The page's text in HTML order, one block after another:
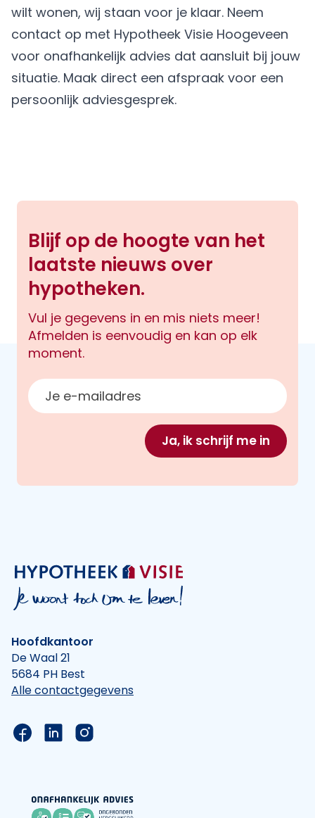
wilt wonen, wij staan voor je klaar. Neem
contact op met Hypotheek Visie Hoogeveen
voor onafhankelijk advies dat aansluit bij jouw
situatie. Maak direct een afspraak voor een
persoonlijk adviesgesprek.
Blijf op de hoogte van het
laatste nieuws over
hypotheken.
Vul je gegevens in en mis niets meer!
Afmelden is eenvoudig en kan op elk
moment.
E-mailadres
Ja, ik schrijf me in
Hoofdkantoor
De Waal 21
5684 PH Best
Alle contactgegevens
Link naar de Facebook pagina van Hypotheek
Link naar de LinkedIn pagina van
Link naar de Instagram pagina van